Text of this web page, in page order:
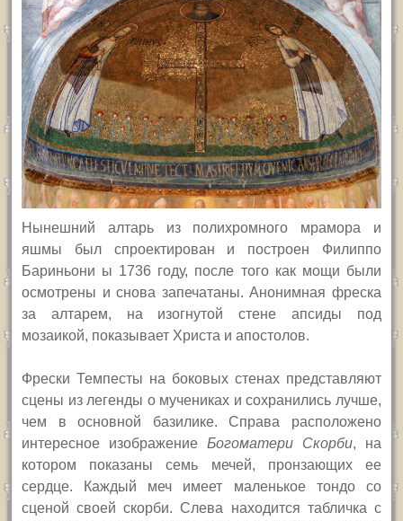
Нынешний алтарь из полихромного мрамора и
яшмы был спроектирован и построен Филиппо
Бариньони ы 1736 году, после того как мощи были
осмотрены и снова запечатаны. Анонимная фреска
за алтарем, на изогнутой стене апсиды под
мозаикой, показывает Христа и апостолов.
Фрески Темпесты на боковых стенах представляют
сцены из легенды о мучениках и сохранились лучше,
чем в основной базилике. Справа расположено
интересное изображение Богоматери Скорби, на
котором показаны семь мечей, пронзающих ее
сердце. Каждый меч имеет маленькое тондо со
сценой своей скорби. Слева находится табличка с